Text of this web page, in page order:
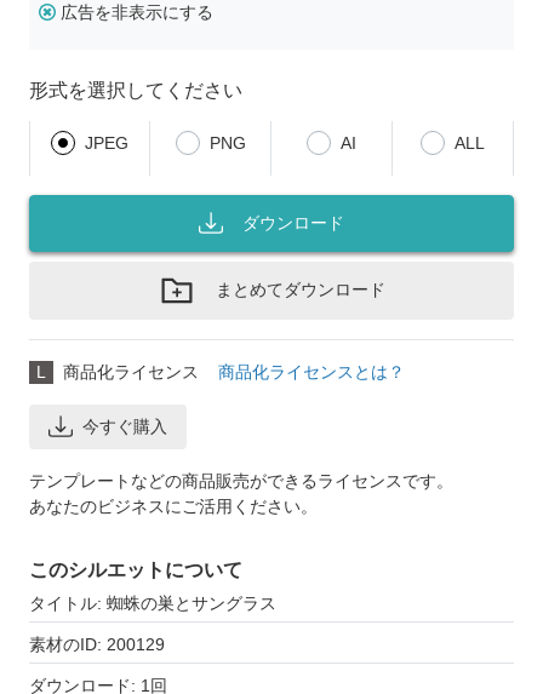
広告を非表示にする
形式を選択してください
JPEG PNG AI ALL
ダウンロード
まとめてダウンロード
L 商品化ライセンス 商品化ライセンスとは？
今すぐ購入
テンプレートなどの商品販売ができるライセンスです。
あなたのビジネスにご活用ください。
このシルエットについて
タイトル: 蜘蛛の巣とサングラス
素材のID: 200129
ダウンロード: 1回